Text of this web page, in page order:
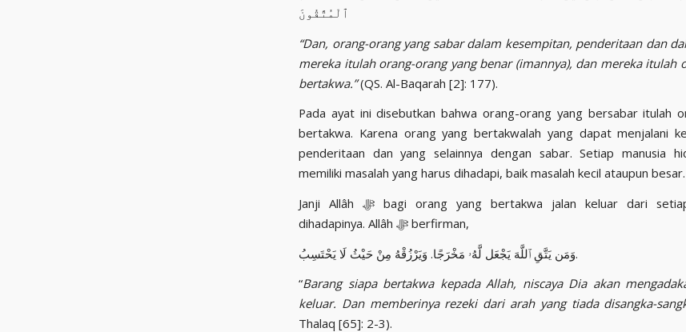
ٱلْمُتَّقُونَ
“Dan, orang-orang yang sabar dalam kesempitan, penderitaan dan
mereka itulah orang-orang yang benar (imannya), dan mereka itulah
bertakwa.”(QS. Al-Baqarah [2]: 177).
Pada ayat ini disebutkan bahwa orang-orang yang bersabar itulah
bertakwa. Karena orang yang bertakwalah yang dapat menjalani
penderitaan dan yang selainnya dengan sabar. Setiap manusia
memiliki masalah yang harus dihadapi, baik masalah kecil ataupun besar.
Janji Allâh ﷻ bagi orang yang bertakwa jalan keluar dari setiap masalah yang
dihadapinya. Allâh ﷻ berfirman,
وَمَن يَتَّقِ ٱللَّهَ يَجْعَل لَّهُۥ مَخْرَجًا. وَيَرْزُقْهُ مِنْ حَيْثُ لَا يَحْتَسِبُ.
“Barang siapa bertakwa kepada Allah, niscaya Dia akan
keluar. Dan memberinya rezeki dari arah yang tiada disangka-
Thalaq [65]: 2-3).